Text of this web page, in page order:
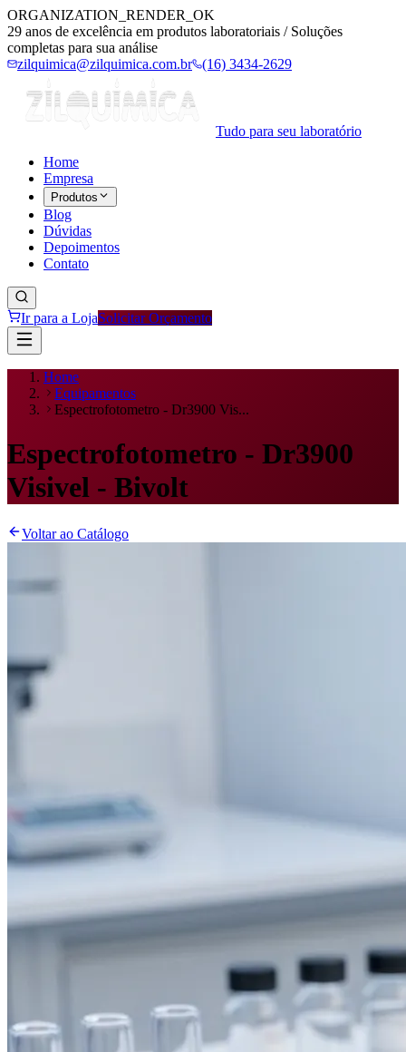
ORGANIZATION_RENDER_OK
29 anos de excelência em produtos laboratoriais / Soluções
completas para sua análise
zilquimica@zilquimica.com.br
(16) 3434-2629
Tudo para seu laboratório
Home
Empresa
Produtos
Blog
Dúvidas
Depoimentos
Contato
Ir para a LojaSolicitar Orçamento
Home
Equipamentos
Espectrofotometro - Dr3900 Vis...
Espectrofotometro - Dr3900
Visivel - Bivolt
Voltar ao Catálogo